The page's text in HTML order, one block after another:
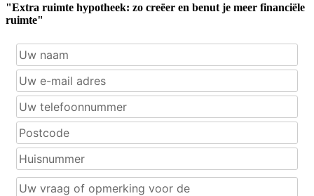
"Extra ruimte hypotheek: zo creëer en benut je meer financiële
ruimte"